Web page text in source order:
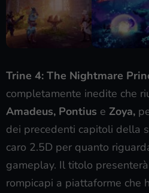
Trine 4: The Nightmare
completamente inedite che
Amadeus, Pontius e Zoya,
dei precedenti capitoli della
caro 2.5D per quanto
gameplay. Il titolo
rompicapi a piattaforme che